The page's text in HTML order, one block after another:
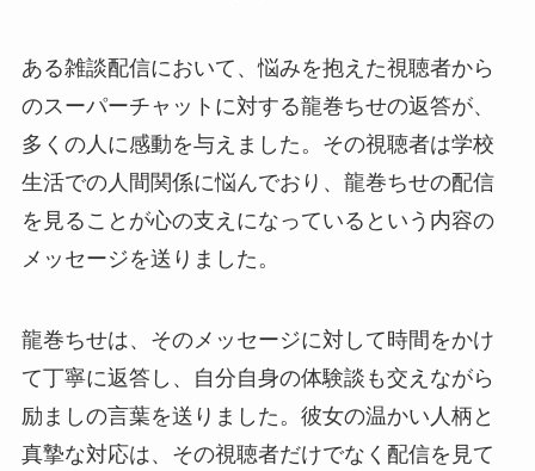
ある雑談配信において、悩みを抱えた視聴者から
のスーパーチャットに対する龍巻ちせの返答が、
多くの人に感動を与えました。その視聴者は学校
生活での人間関係に悩んでおり、龍巻ちせの配信
を見ることが心の支えになっているという内容の
メッセージを送りました。
龍巻ちせは、そのメッセージに対して時間をかけ
て丁寧に返答し、自分自身の体験談も交えながら
励ましの言葉を送りました。彼女の温かい人柄と
真摯な対応は、その視聴者だけでなく配信を見て